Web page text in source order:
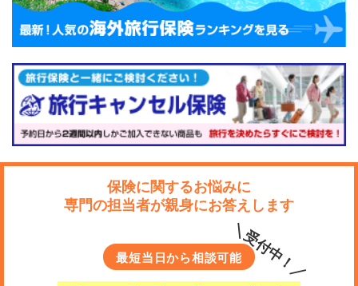
保険に関するお悩みに
専門の担当者が親身にお答えします
最短当日から相談可能＼受付中！／